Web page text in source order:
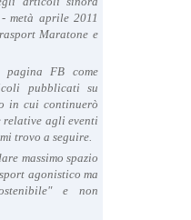
metà aprile 2011
Maratone e
FB come
pubblicati su
in cui continuerò
agli eventi
trovo a seguire.
massimo spazio
agonistico ma
e non